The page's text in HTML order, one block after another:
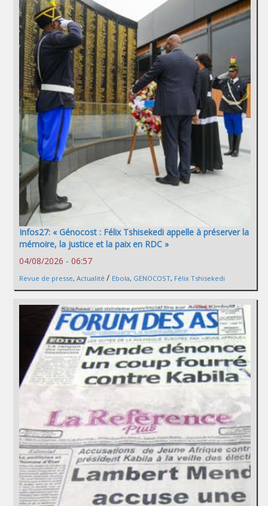
Infos27: « Génocost : Félix Tshisekedi appelle à préserver la
mémoire, la justice et la paix en RDC »
04/08/2026 - 06:57
Revue de presse, Actualité / Ebola, GENOCOST, Félix Tshisekedi